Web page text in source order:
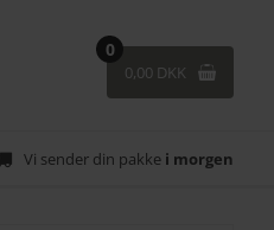
0
0,00 DKK
Vi sender din pakke i morgen